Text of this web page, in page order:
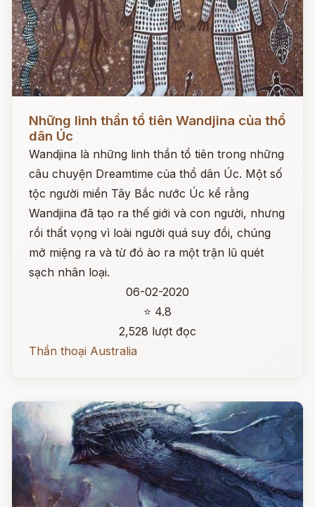
Những linh thần tổ tiên Wandjina của thổ
dân Úc
Wandjina là những linh thần tổ tiên trong những
câu chuyện Dreamtime của thổ dân Úc. Một số
tộc người miền Tây Bắc nước Úc kể rằng
Wandjina đã tạo ra thế giới và con người, nhưng
rồi thất vọng vì loài người quá suy đồi, chúng
mở miệng ra và từ đó ào ra một trận lũ quét
sạch nhân loại.
06-02-2020
⭐ 4.8
2,528 lượt đọc
Thần thoại Australia